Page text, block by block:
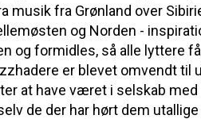
musik fra Grønland over
og Norden -
og formidles, så alle lyttere
er blevet omvendt til
at have været i selskab med
de der har hørt dem